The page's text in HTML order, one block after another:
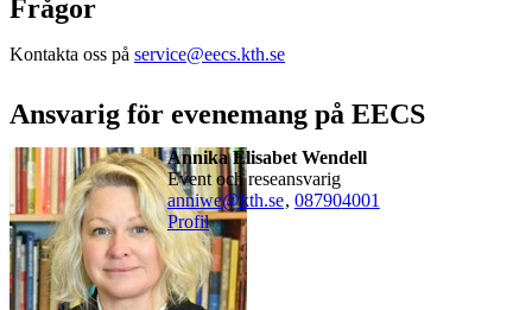
Frågor
Kontakta oss på service@eecs.kth.se
Ansvarig för evenemang på EECS
Annika Elisabet Wendell
event och reseansvarig
anniwe@kth.se, 087904001
Profil